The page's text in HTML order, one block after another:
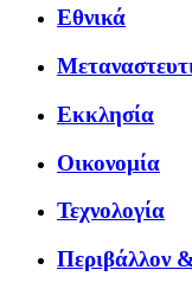
Εθνικά
Εκκλησία
Οικονομία
Τεχνολογία
Περιβάλλον